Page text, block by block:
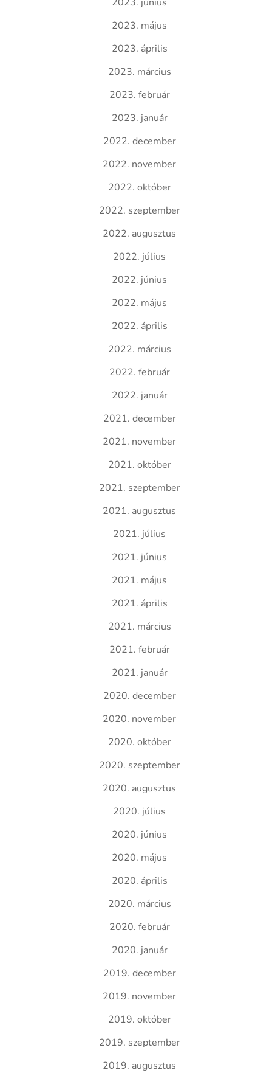
2023. május
2023. április
2023. március
2023. február
2023. január
2022. december
2022. november
2022. október
2022. szeptember
2022. augusztus
2022. július
2022. június
2022. május
2022. április
2022. március
2022. február
2022. január
2021. december
2021. november
2021. október
2021. szeptember
2021. augusztus
2021. július
2021. június
2021. május
2021. április
2021. március
2021. február
2021. január
2020. december
2020. november
2020. október
2020. szeptember
2020. augusztus
2020. július
2020. június
2020. május
2020. április
2020. március
2020. február
2020. január
2019. december
2019. november
2019. október
2019. szeptember
2019. augusztus